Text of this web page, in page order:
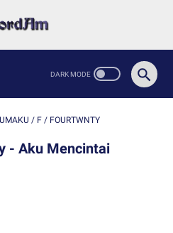
/ F / FOURTWNTY
- Aku Mencintai